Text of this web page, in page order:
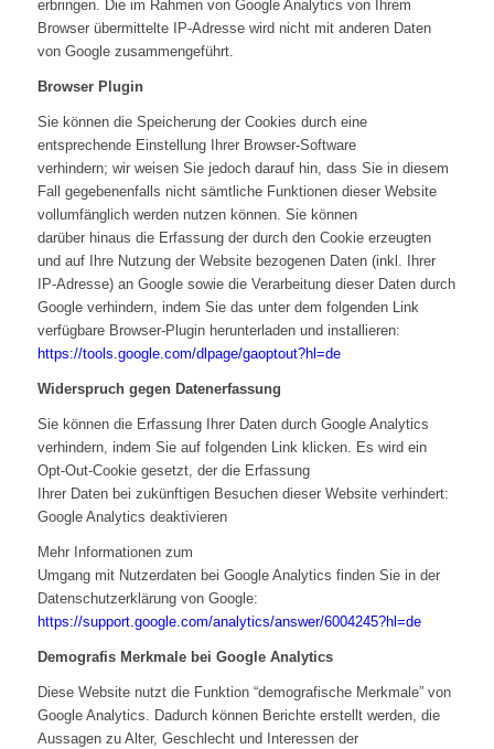
erbringen. Die im Rahmen von Google Analytics von Ihrem
Browser übermittelte IP-Adresse wird nicht mit anderen Daten
von Google zusammengeführt.
Browser Plugin
Sie können die Speicherung der Cookies durch eine
entsprechende Einstellung Ihrer Browser-Software
verhindern; wir weisen Sie jedoch darauf hin, dass Sie in diesem
Fall gegebenenfalls nicht sämtliche Funktionen dieser Website
vollumfänglich werden nutzen können. Sie können
darüber hinaus die Erfassung der durch den Cookie erzeugten
und auf Ihre Nutzung der Website bezogenen Daten (inkl. Ihrer
IP-Adresse) an Google sowie die Verarbeitung dieser Daten durch
Google verhindern, indem Sie das unter dem folgenden Link
verfügbare Browser-Plugin herunterladen und installieren:
https://tools.google.com/dlpage/gaoptout?hl=de
Widerspruch gegen Datenerfassung
Sie können die Erfassung Ihrer Daten durch Google Analytics
verhindern, indem Sie auf folgenden Link klicken. Es wird ein
Opt-Out-Cookie gesetzt, der die Erfassung
Ihrer Daten bei zukünftigen Besuchen dieser Website verhindert:
Google Analytics deaktivieren
Mehr Informationen zum
Umgang mit Nutzerdaten bei Google Analytics finden Sie in der
Datenschutzerklärung von Google:
https://support.google.com/analytics/answer/6004245?hl=de
Demografis Merkmale bei Google Analytics
Diese Website nutzt die Funktion “demografische Merkmale” von
Google Analytics. Dadurch können Berichte erstellt werden, die
Aussagen zu Alter, Geschlecht und Interessen der